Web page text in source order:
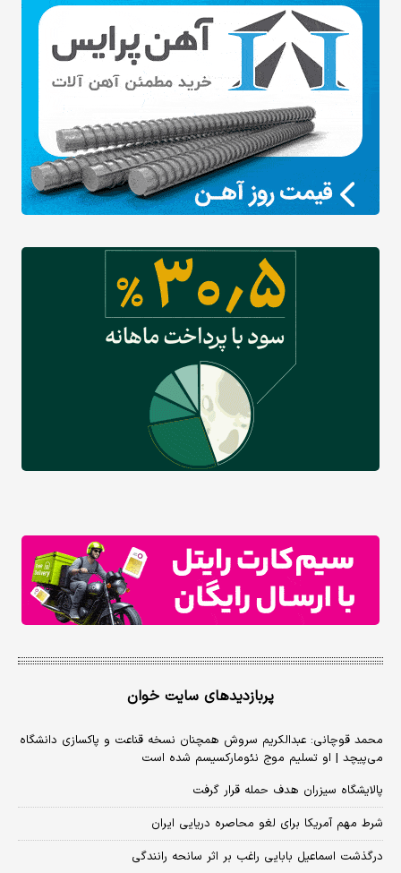
پربازدیدهای سایت خوان
محمد قوچانی: عبدالکریم سروش همچنان نسخه قناعت و پاکسازی دانشگاه
می‌پیچد | او تسلیم موج نئومارکسیسم شده است
پالایشگاه سیزران هدف حمله قرار گرفت
شرط مهم آمریکا برای لغو محاصره دریایی ایران
درگذشت اسماعیل بابایی راغب بر اثر سانحه رانندگی